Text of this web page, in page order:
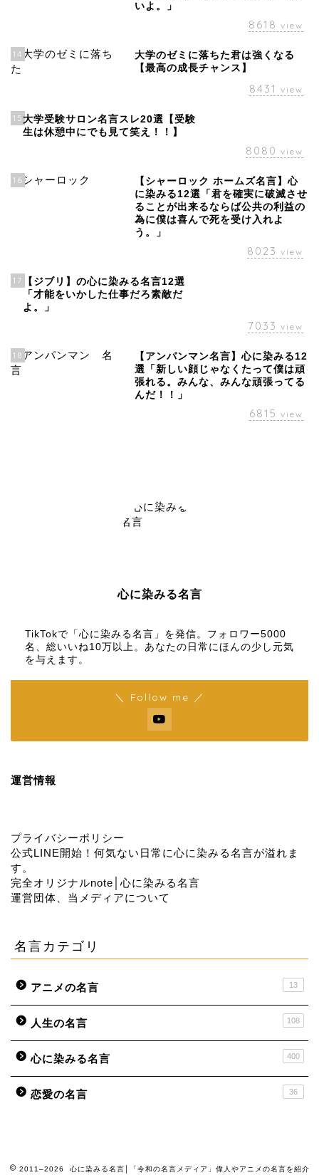
いよ。」
8618 view
14
大学のゼミに落ちた君は強くなる
【最高の成長チャンス】
8431 view
15 大学受験サロン名言スレ20選【受験
生は休憩中にでも見て笑え！！】
8080 view
16
【シャーロック ホームズ名言】心
に染みる12選「君を確実に破滅させ
ることが出来るならば公共の利益の
為に僕は喜んで死を受け入れよ
う。」
8023 view
17
【ジブリ】の心に染みる名言12選
「才能をいかした仕事だろ素敵だ
よ。」
7033 view
18
【アンパンマン名言】心に染みる12
選「新しい顔じゃなくたって僕は頑
張れる。みんな、みんな頑張ってる
んだ！！」
6815 view
心に染みる名言
TikTokで「心に染みる名言」を発信。フォロワー5000
名、総いいね10万以上。あなたの日常にほんの少し元気
を与えます。
＼ Follow me ／
運営情報
プライバシーポリシー
公式LINE開始！何気ない日常に心に染みる名言が溢れま
す。
完全オリジナルnote│心に染みる名言
運営団体、当メディアについて
名言カテゴリ
アニメの名言 13
人生の名言 108
心に染みる名言 400
恋愛の名言 36
2011–2026 心に染みる名言│「令和の名言メディア」偉人やアニメの名言を紹介